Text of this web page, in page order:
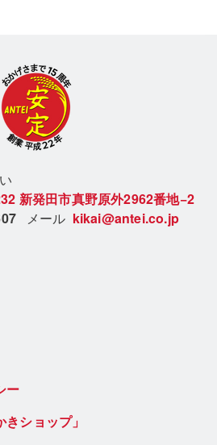
新発田市真野原外2962番地−2
メール kikai@antei.co.jp
ー
ショップ」